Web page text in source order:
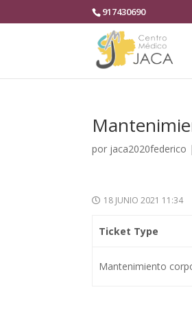
917430690
por jaca2020federico |
18 JUNIO 2021 11:34
Ticket Type
Mantenimiento